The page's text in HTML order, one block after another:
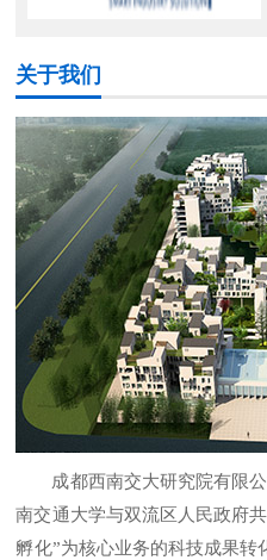
关于我们
成都西南交大研究院有限
南交通大学与双流区人民政府
孵化”为核心业务的科技成果转